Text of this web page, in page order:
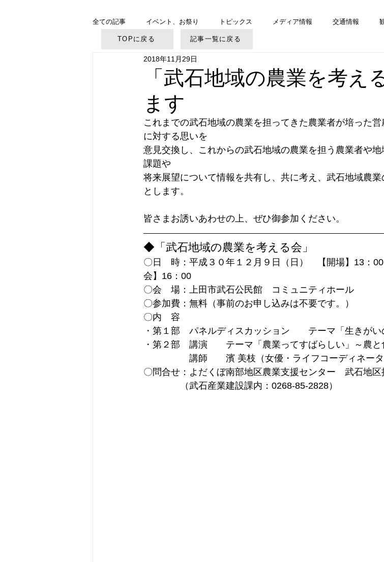
全ての記事 イベント、お祭り トピックス メディア情報 交通情報
美ヶ原高原 御柱大祭
「武石地域の農業を考え
ます
2018年11月29日
これまでの武石地域の農業を担ってきた農業者が培った
に対する思いを
意見交換し、これからの武石地域の農業を担う農業者や
課題や
将来展望について情報を共有し、共に考え、武石地域農
とします。
皆さまお誘いあわせの上、ぜひ御参加ください。
◆「武石地域の農業を考える会」
〇日　時：平成３０年１２月９日（日）　【開場】13：
会】16：00
〇会　場：上田市武石公民館　コミュニティホール
〇参加費：無料（事前のお申し込みは不要です。）
〇内　容
・第１部　パネルディスカッション　　テーマ「生きがい
・第２部　講演　　テーマ「農業ってすばらしい」～農
講師　　濱 美枝（女優・ライフコーディネータ
〇問合せ：よだくぼ南部地区農業支援センター　武石地
（武石産業建設課内：0268-85-2828）
TOPに戻る 記事一覧に戻る